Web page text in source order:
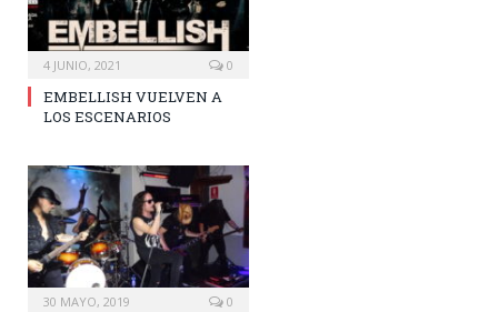
4 JUNIO, 2021 0
EMBELLISH VUELVEN A
LOS ESCENARIOS
30 MAYO, 2019 0